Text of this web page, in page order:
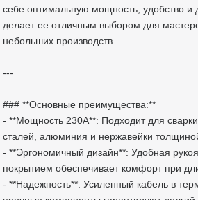
себе оптимальную мощность, удобство и
делает ее отличным выбором для
небольших производств.
---
### **Основные преимущества:**
- **Мощность 230А**: Подходит для сварки
сталей, алюминия и нержавейки
- **Эргономичный дизайн**: Удобная
покрытием обеспечивает комфорт при
- **Надежность**: Усиленный кабель в